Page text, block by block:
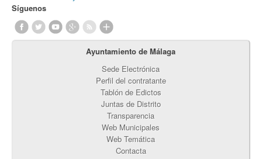
Síguenos
Ayuntamiento de Málaga
Sede Electrónica
Perfil del contratante
Tablón de Edictos
Juntas de Distrito
Transparencia
Web Municipales
Web Temática
Contacta